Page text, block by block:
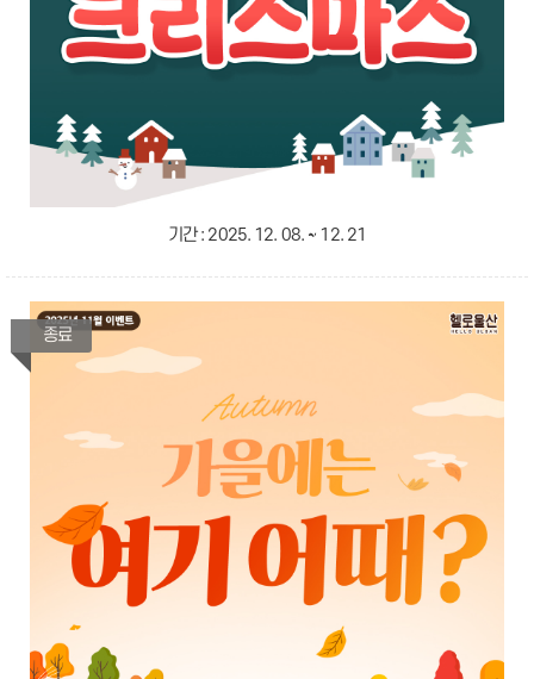
기간 : 2025. 12. 08. ~ 12. 21
종료